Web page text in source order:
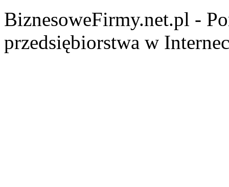
BiznesoweFirmy.net.pl -
przedsiębiorstwa w